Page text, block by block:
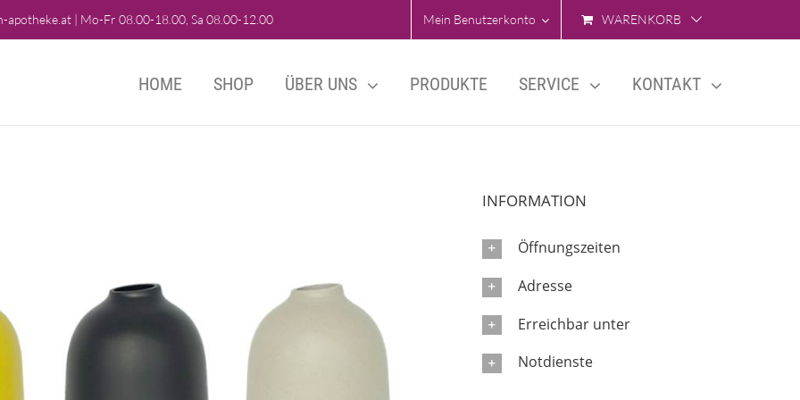
apotheke.at | Mo-Fr 08.00-18.00, Sa 08.00-12.00 Mein Benutzerkonto WARENKORB
HOME SHOP ÜBER UNS PRODUKTE SERVICE KONTAKT
INFORMATION
Öffnungszeiten
Adresse
Erreichbar unter
Notdienste